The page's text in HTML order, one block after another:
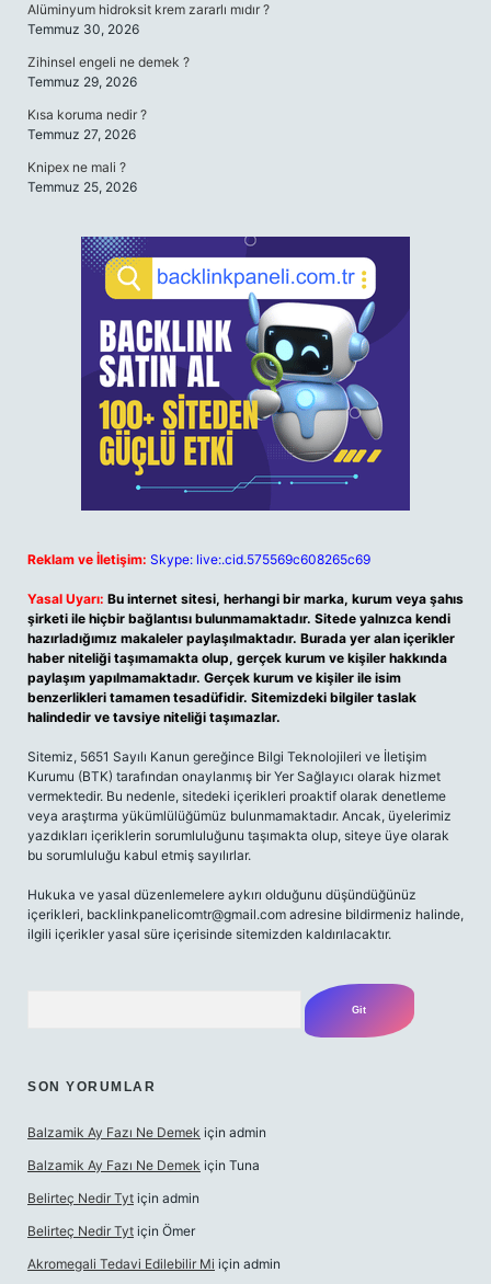
Alüminyum hidroksit krem zararlı mıdır ?
Temmuz 30, 2026
Zihinsel engeli ne demek ?
Temmuz 29, 2026
Kısa koruma nedir ?
Temmuz 27, 2026
Knipex ne mali ?
Temmuz 25, 2026
Reklam ve İletişim: Skype: live:.cid.575569c608265c69
Yasal Uyarı: Bu internet sitesi, herhangi bir marka, kurum veya şahıs
şirketi ile hiçbir bağlantısı bulunmamaktadır. Sitede yalnızca kendi
hazırladığımız makaleler paylaşılmaktadır. Burada yer alan içerikler
haber niteliği taşımamakta olup, gerçek kurum ve kişiler hakkında
paylaşım yapılmamaktadır. Gerçek kurum ve kişiler ile isim
benzerlikleri tamamen tesadüfidir. Sitemizdeki bilgiler taslak
halindedir ve tavsiye niteliği taşımazlar.
Sitemiz, 5651 Sayılı Kanun gereğince Bilgi Teknolojileri ve İletişim
Kurumu (BTK) tarafından onaylanmış bir Yer Sağlayıcı olarak hizmet
vermektedir. Bu nedenle, sitedeki içerikleri proaktif olarak denetleme
veya araştırma yükümlülüğümüz bulunmamaktadır. Ancak, üyelerimiz
yazdıkları içeriklerin sorumluluğunu taşımakta olup, siteye üye olarak
bu sorumluluğu kabul etmiş sayılırlar.
Hukuka ve yasal düzenlemelere aykırı olduğunu düşündüğünüz
içerikleri, backlinkpanelicomtr@gmail.com adresine bildirmeniz halinde,
ilgili içerikler yasal süre içerisinde sitemizden kaldırılacaktır.
SON YORUMLAR
Balzamik Ay Fazı Ne Demek için admin
Balzamik Ay Fazı Ne Demek için Tuna
Belirteç Nedir Tyt için admin
Belirteç Nedir Tyt için Ömer
Akromegali Tedavi Edilebilir Mi için admin